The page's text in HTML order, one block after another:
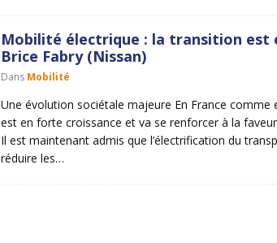
Mobilité électrique : la transition est
Brice Fabry (Nissan)
Dans Mobilité
Une évolution sociétale majeure En France comme
est en forte croissance et va se renforcer à la
Il est maintenant admis que l’électrification du
réduire les…